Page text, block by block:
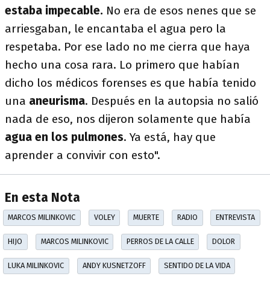
estaba impecable. No era de esos nenes que se
arriesgaban, le encantaba el agua pero la
respetaba. Por ese lado no me cierra que haya
hecho una cosa rara. Lo primero que habían
dicho los médicos forenses es que había tenido
una aneurisma. Después en la autopsia no salió
nada de eso, nos dijeron solamente que había
agua en los pulmones. Ya está, hay que
aprender a convivir con esto".
En esta Nota
MARCOS MILINKOVIC VOLEY MUERTE RADIO ENTREVISTA
HIJO MARCOS MILINKOVIC PERROS DE LA CALLE DOLOR
LUKA MILINKOVIC ANDY KUSNETZOFF SENTIDO DE LA VIDA